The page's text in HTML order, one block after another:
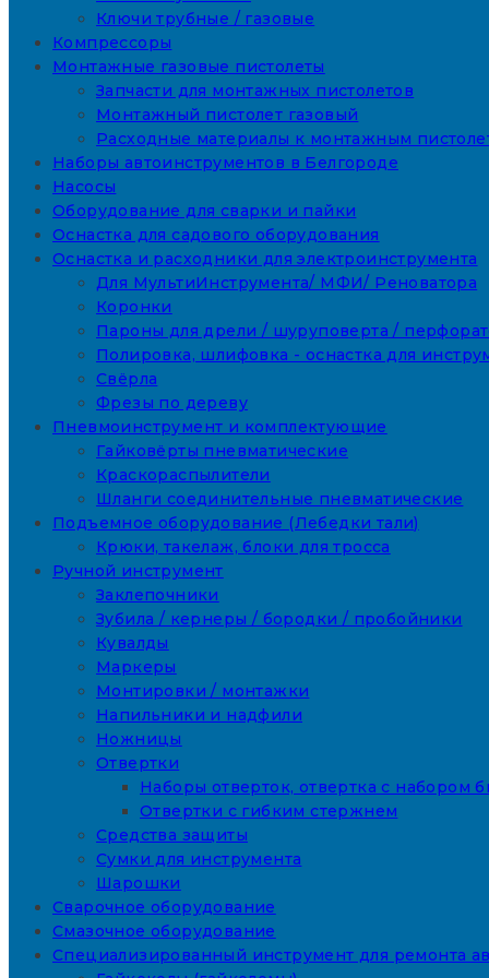
Ключи трубные / газовые
Компрессоры
Монтажные газовые пистолеты
Запчасти для монтажных пистолетов
Монтажный пистолет газовый
Расходные материалы к монтажным
Наборы автоинструментов в Белгороде
Насосы
Оборудование для сварки и пайки
Оснастка для садового оборудования
Оснастка и расходники для электроинструмента
Для МультиИнструмента/ МФИ/ Реноватора
Коронки
Пароны для дрели / шуруповерта /
Полировка, шлифовка - оснастка для
Свёрла
Фрезы по дереву
Пневмоинструмент и комплектующие
Гайковёрты пневматические
Краскораспылители
Шланги соединительные пневматические
Подъемное оборудование (Лебедки тали)
Крюки, такелаж, блоки для тросса
Ручной инструмент
Заклепочники
Зубила / кернеры / бородки / пробойники
Кувалды
Маркеры
Монтировки / монтажки
Напильники и надфили
Ножницы
Отвертки
Наборы отверток, отвертка с набором
Отвертки с гибким стержнем
Средства защиты
Сумки для инструмента
Шарошки
Сварочное оборудование
Смазочное оборудование
Специализированный инструмент для ремонта